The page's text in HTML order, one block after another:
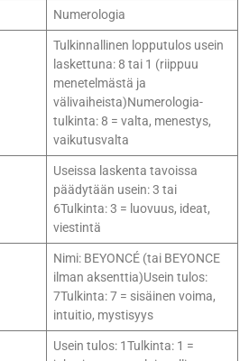
Numerologia
Tulkinnallinen lopputulos usein
laskettuna: 8 tai 1 (riippuu
menetelmästä ja
välivaiheista)Numerologia-
tulkinta: 8 = valta, menestys,
vaikutusvalta
Useissa laskenta tavoissa
päädytään usein: 3 tai
6Tulkinta: 3 = luovuus, ideat,
viestintä
Nimi: BEYONCÉ (tai BEYONCE
ilman aksenttia)Usein tulos:
7Tulkinta: 7 = sisäinen voima,
intuitio, mystisyys
Usein tulos: 1Tulkinta: 1 =